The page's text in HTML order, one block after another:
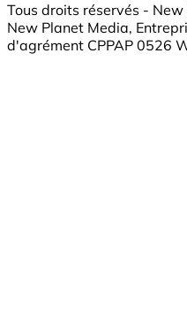
Tous droits réservés -
New Planet Media,
d'agrément CPPAP 0526